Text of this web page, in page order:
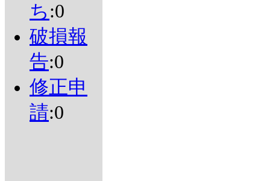
ち :0
破損報
告:0
修正申
請:0